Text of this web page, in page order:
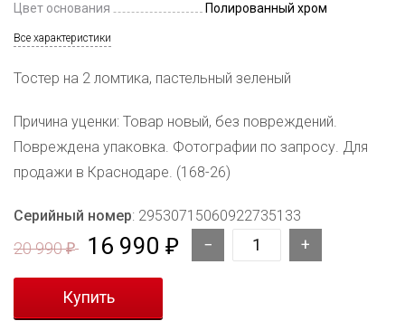
Цвет основания
Полированный хром
Все характеристики
Тостер на 2 ломтика, пастельный зеленый
Причина уценки: Товар новый, без повреждений.
Повреждена упаковка. Фотографии по запросу. Для
продажи в Краснодаре. (168-26)
Серийный номер: 29530715060922735133
20 990₽ 16 990 ₽